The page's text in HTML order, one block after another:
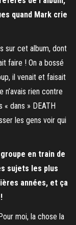
quand Mark crie
sur cet album, dont
faire ! On a bossé
il venait et faisait
rien contre
« dans » DEATH
les gens voir qui
en train de
sujets les plus
années, et ça
moi, la chose la